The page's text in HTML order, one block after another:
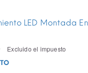
LED Montada
Excluido el impuesto